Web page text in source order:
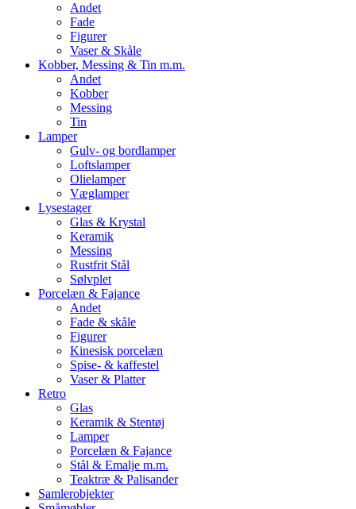
Andet
Fade
Figurer
Vaser & Skåle
Kobber, Messing & Tin m.m.
Andet
Kobber
Messing
Tin
Lamper
Gulv- og bordlamper
Loftslamper
Olielamper
Væglamper
Lysestager
Glas & Krystal
Keramik
Messing
Rustfrit Stål
Sølvplet
Porcelæn & Fajance
Andet
Fade & skåle
Figurer
Kinesisk porcelæn
Spise- & kaffestel
Vaser & Platter
Retro
Glas
Keramik & Stentøj
Lamper
Porcelæn & Fajance
Stål & Emalje m.m.
Teaktræ & Palisander
Samlerobjekter